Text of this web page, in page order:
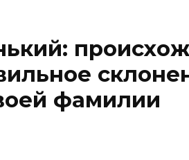
фамилии